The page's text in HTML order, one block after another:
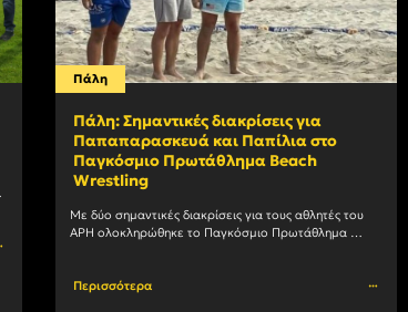
Πάλη
Πάλη: Σημαντικές διακρίσεις για
Παπαπαρασκευά και Παπίλια στο
Παγκόσμιο Πρωτάθλημα Beach
Wrestling
Με δύο σημαντικές διακρίσεις για τους αθλητές του
ΑΡΗ ολοκληρώθηκε το Παγκόσμιο Πρωτάθλημα
στην
Περισσότερα